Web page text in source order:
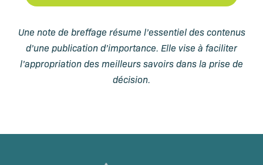
Une note de breffage résume l’essentiel des contenus
d’une publication d’importance. Elle vise à faciliter
l’appropriation des meilleurs savoirs dans la prise de
décision.